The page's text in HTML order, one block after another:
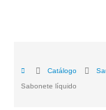
Catálogo
Sabonete líquido